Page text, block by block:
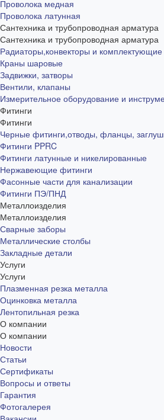
Проволока медная
Проволока латунная
Сантехника и трубопроводная арматура
Сантехника и трубопроводная арматура
Радиаторы,конвекторы и комплектующие
Краны шаровые
Задвижки, затворы
Вентили, клапаны
Измерительное оборудование и
Фитинги
Фитинги
Черные фитинги,отводы, фланцы,
Фитинги PPRC
Фитинги латунные и никелированные
Нержавеющие фитинги
Фасонные части для канализации
Фитинги ПЭ/ПНД
Металлоизделия
Металлоизделия
Сварные заборы
Металлические столбы
Закладные детали
Услуги
Услуги
Плазменная резка металла
Оцинковка металла
Лентопильная резка
О компании
О компании
Новости
Статьи
Сертификаты
Вопросы и ответы
Гарантия
Фотогалерея